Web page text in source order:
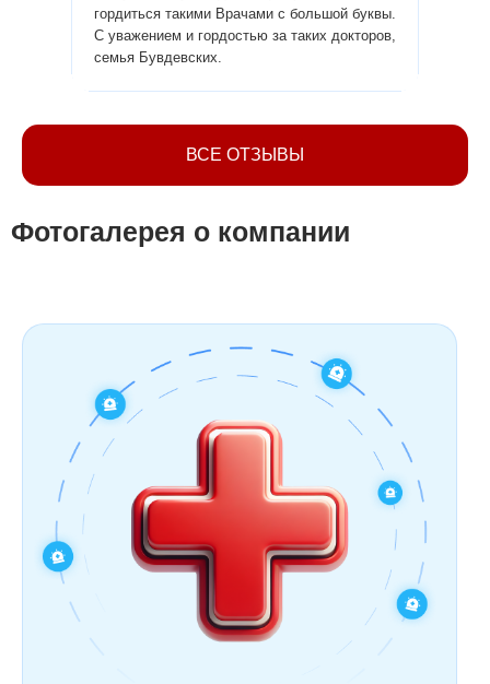
гордиться такими Врачами с большой буквы.
С уважением и гордостью за таких докторов,
семья Бувдевских.
ВСЕ ОТЗЫВЫ
Фотогалерея о компании